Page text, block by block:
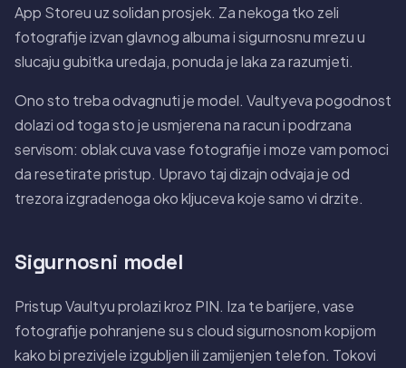
App Storeu uz solidan prosjek. Za nekoga tko zeli
fotografije izvan glavnog albuma i sigurnosnu mrezu u
slucaju gubitka uredaja, ponuda je laka za razumjeti.
Ono sto treba odvagnuti je model. Vaultyeva pogodnost
dolazi od toga sto je usmjerena na racun i podrzana
servisom: oblak cuva vase fotografije i moze vam pomoci
da resetirate pristup. Upravo taj dizajn odvaja je od
trezora izgradenoga oko kljuceva koje samo vi drzite.
Sigurnosni model
Pristup Vaultyu prolazi kroz PIN. Iza te barijere, vase
fotografije pohranjene su s cloud sigurnosnom kopijom
kako bi prezivjele izgubljen ili zamijenjen telefon. Tokovi